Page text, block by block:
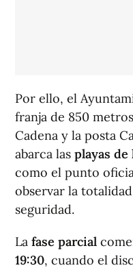
Por ello, el
franja de 850
Cadena y la posta
abarca las playas de
como el punto
observar la
seguridad.
La fase parcial
19:30, cuando el